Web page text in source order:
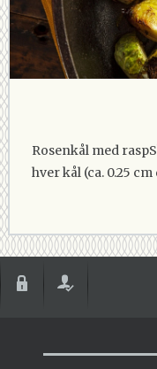
Rosenkål med
hver kål (ca. 0.25